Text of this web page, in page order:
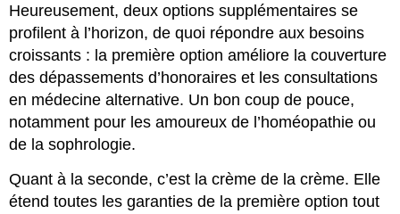
Heureusement, deux options supplémentaires se
profilent à l’horizon, de quoi répondre aux besoins
croissants : la première option améliore la couverture
des dépassements d’honoraires et les consultations
en médecine alternative. Un bon coup de pouce,
notamment pour les amoureux de l’homéopathie ou
de la sophrologie.
Quant à la seconde, c’est la crème de la crème. Elle
étend toutes les garanties de la première option tout